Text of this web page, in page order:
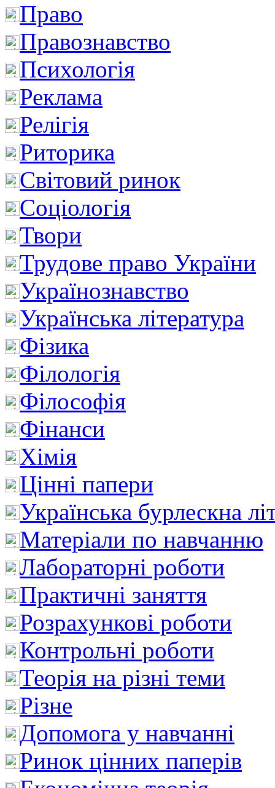
Право
Правознавство
Психологія
Реклама
Релігія
Риторика
Світовий ринок
Соціологія
Твори
Трудове право України
Українознавство
Українська література
Фізика
Філологія
Філософія
Фінанси
Хімія
Цінні папери
Українська бурлескна
Матеріали по навчанню
Лабораторні роботи
Практичні заняття
Розрахункові роботи
Контрольні роботи
Теорія на різні теми
Різне
Допомога у навчанні
Ринок цінних паперів